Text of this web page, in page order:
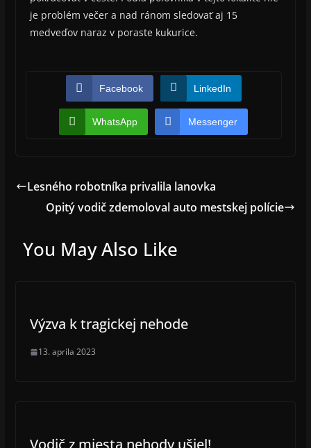
je problém večer a nad ránom sledovať aj 15
medveďov naraz v poraste kukurice.
Facebook LinkedIn
WhatsApp Messenger
Lesného robotníka privalila lanovka
Opitý vodič zdemoloval auto mestskej polície
You May Also Like
Výzva k tragickej nehode
13. apríla 2023
Vodič z miesta nehody ušiel!